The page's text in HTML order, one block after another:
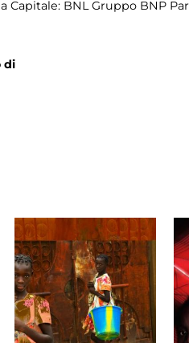
Capitale: BNL Gruppo BNP
di